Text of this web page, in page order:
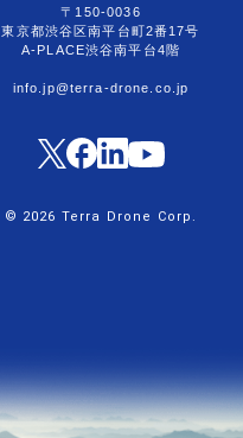
〒150-0036
東京都渋谷区南平台町2番17号
A-PLACE渋谷南平台4階
info.jp@terra-drone.co.jp
© 2026 Terra Drone Corp.